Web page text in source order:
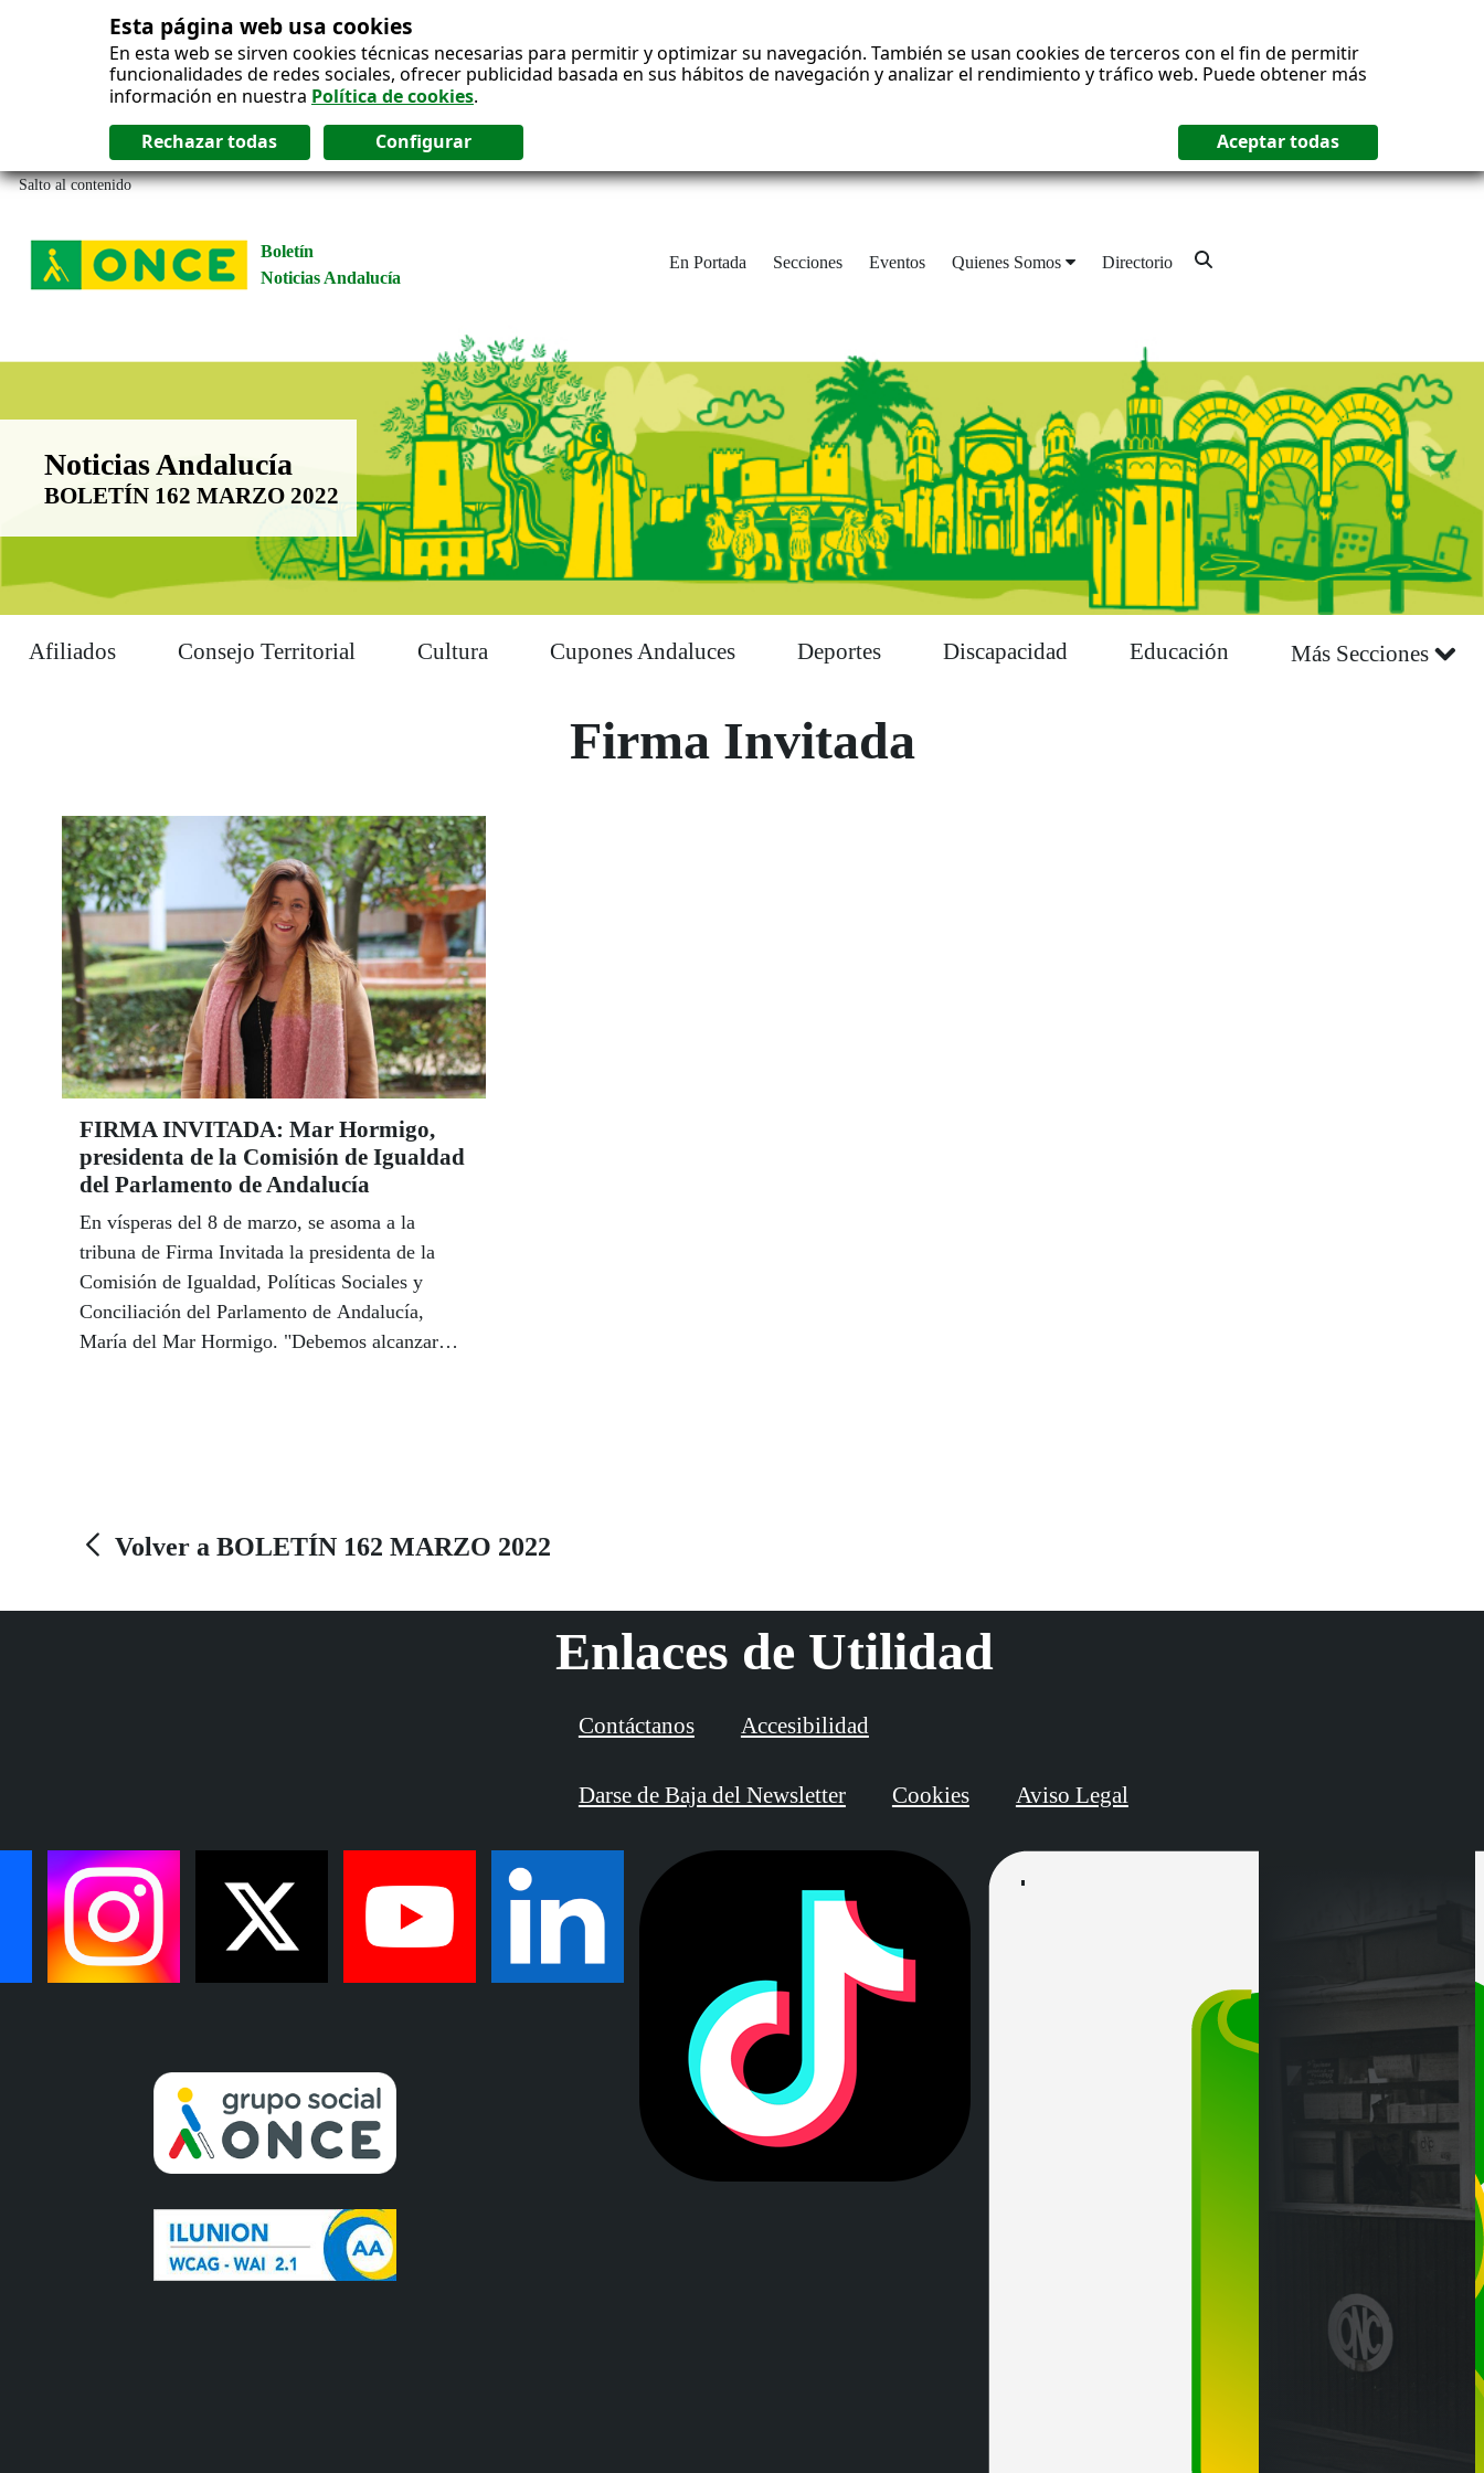
Esta página web usa cookies
En esta web se sirven cookies técnicas necesarias para permitir y optimizar su navegación. También se usan cookies de terceros con el fin de permitir
funcionalidades de redes sociales, ofrecer publicidad basada en sus hábitos de navegación y analizar el rendimiento y tráfico web. Puede obtener más
información en nuestra Política de cookies.
Salto al contenido
Boletín
Noticias Andalucía
En Portada Secciones Eventos Quienes Somos Directorio
Boletín Noticias Andalucía
Noticias Andalucía
BOLETÍN 162 MARZO 2022
Afiliados Consejo Territorial Cultura Cupones Andaluces Deportes Discapacidad Educación Más Secciones
Firma Invitada
FIRMA INVITADA: Mar Hormigo,
presidenta de la Comisión de Igualdad
del Parlamento de Andalucía
En vísperas del 8 de marzo, se asoma a la
tribuna de Firma Invitada la presidenta de la
Comisión de Igualdad, Políticas Sociales y
Conciliación del Parlamento de Andalucía,
María del Mar Hormigo. "Debemos alcanzar
Volver a BOLETÍN 162 MARZO 2022
Enlaces de Utilidad
Contáctanos Accesibilidad
Darse de Baja del Newsletter Cookies Aviso Legal